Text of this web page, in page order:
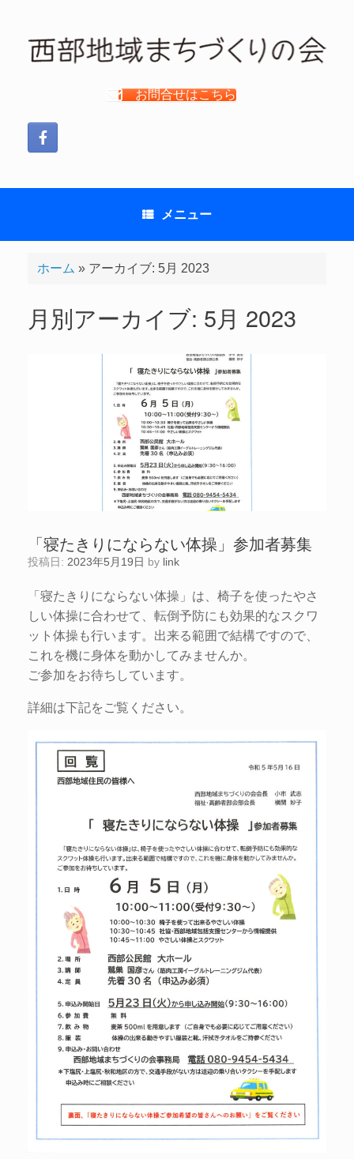
お問合せはこちら
メニュー
ホーム » アーカイブ: 5月 2023
月別アーカイブ: 5月 2023
「寝たきりにならない体操」参加者募集
投稿日: 2023年5月19日 by link
「寝たきりにならない体操」は、椅子を使ったやさ
しい体操に合わせて、転倒予防にも効果的なスクワ
ット体操も行います。出来る範囲で結構ですので、
これを機に身体を動かしてみませんか。
ご参加をお待ちしています。
詳細は下記をご覧ください。